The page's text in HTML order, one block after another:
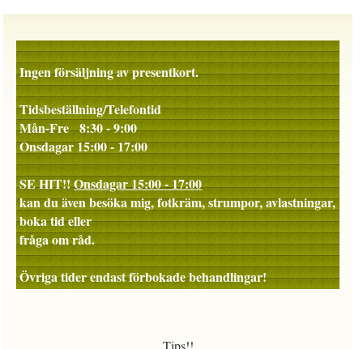
Ingen försäljning av presentkort.
Tidsbeställning/Telefontid
Mån-Fre 8:30 - 9:00
Onsdagar 15:00 - 17:00
SE HIT!!Onsdagar 15:00 - 17:00
kan du även besöka mig, fotkräm, strumpor, avlastningar,
boka tid eller
fråga om råd.
Övriga tider endast förbokade behandlingar!